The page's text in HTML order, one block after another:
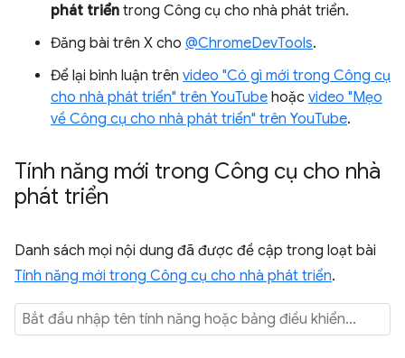
phát triển trong Công cụ cho nhà phát triển.
Đăng bài trên X cho @ChromeDevTools.
Để lại bình luận trên video "Có gì mới trong Công cụ
cho nhà phát triển" trên YouTube hoặc video "Mẹo
về Công cụ cho nhà phát triển" trên YouTube.
Tính năng mới trong Công cụ cho nhà
phát triển
Danh sách mọi nội dung đã được đề cập trong loạt bài
Tính năng mới trong Công cụ cho nhà phát triển.